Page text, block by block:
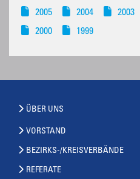
2005
2004 2003
2000
1999
ÜBER UNS
VORSTAND
BEZIRKS-/KREISVERBÄNDE
REFERATE